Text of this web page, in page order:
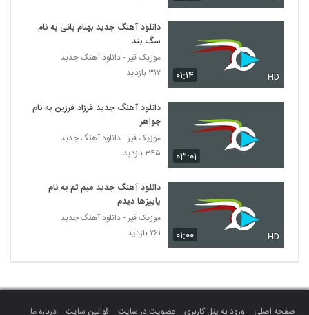
نام فقط تو
۳۰۹ بازدید
5503
Mohammad Sasani Vaseteh
۲۶۰ بازدید
آهنگ احساس عاشقی از حسین رافت(پاپ)
5505
آهنگ آجی خاطره از مصطفی شکرانی(پاپ)
5506
Amin Nazari Havaye To
۲۱۰ بازدید
5507
۲۱۶ بازدید
۰۱:۱۴ HD
دانلود آهنگ جدید بهنام بانی به نام
سگ بند
موزیک قیر - دانلود آهنگ جدبد
۳۱۲ بازدید
۰۳:۰۱
دانلود آهنگ جدید فرزاد فرزین به نام
جواهر
موزیک قیر - دانلود آهنگ جدبد
۳۴۵ بازدید
۰۱:۰۰ HD
دانلود آهنگ جدید میم تم به نام
پاییزها دیدم
موزیک قیر - دانلود آهنگ جدبد
۲۶۱ بازدید
صفحه اصلی ورود به پنل کاربری عضویت در سایت قوانین سایت درباره ما